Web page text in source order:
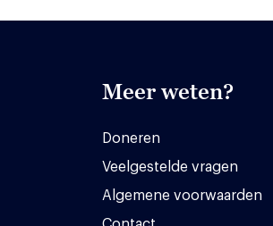
Meer weten?
Doneren
Veelgestelde vragen
Algemene voorwaarden